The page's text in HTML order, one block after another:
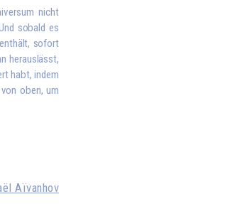
nicht
sobald es
sofort
herauslässt,
habt, indem
oben, um
Aïvanhov